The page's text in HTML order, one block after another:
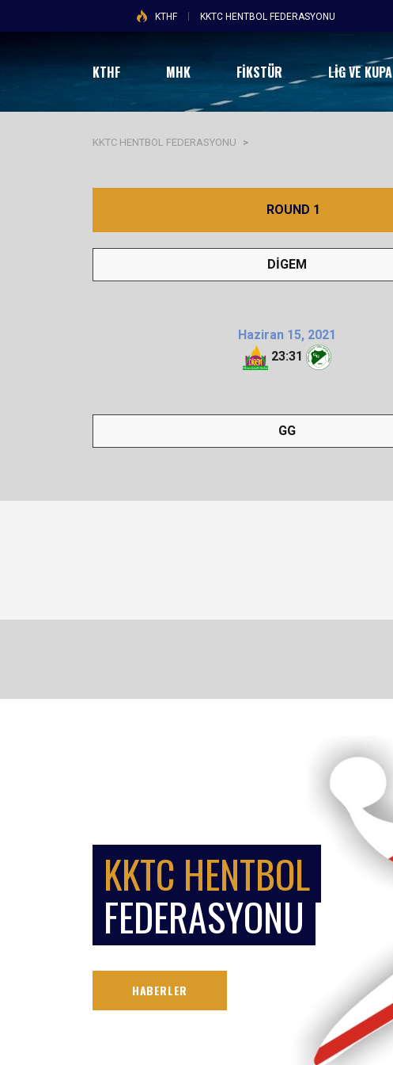
KTHF KKTC HENTBOL FEDERASYONU
KTHF MHK FİKSTÜR LIG VE KUPA
KKTC HENTBOL FEDERASYONU >
ROUND 1
DİGEM
Haziran 15, 2021
23:31
GG
KKTC HENTBOL
FEDERASYONU
HABERLER